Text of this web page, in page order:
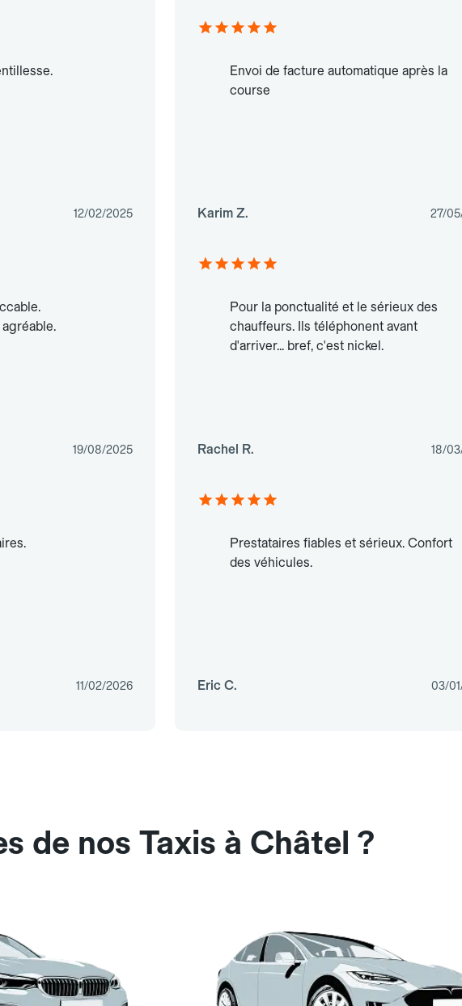
12/02/2025
Envoi de facture automatique après la
course
Karim Z. 27/
19/08/2025
Pour la ponctualité et le sérieux des
chauffeurs. Ils téléphonent avant
d'arriver... bref, c'est nickel.
Rachel R. 18/
11/02/2026
Prestataires fiables et sérieux. Confort
des véhicules.
Eric C. 03/
de nos Taxis à Châtel ?